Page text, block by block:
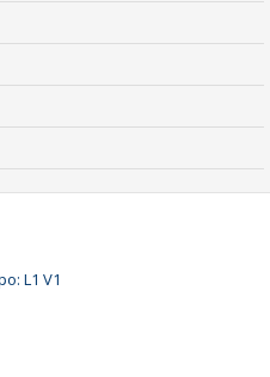
L1 V1